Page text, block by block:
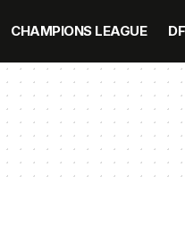
CHAMPIONS LEAGUE